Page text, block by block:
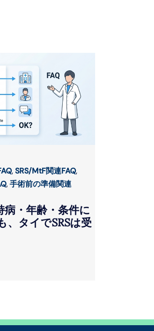
,SRS/MtF関連FAQ,
,手術前の準備関連
病・年齢・条件に
、タイでSRSは受